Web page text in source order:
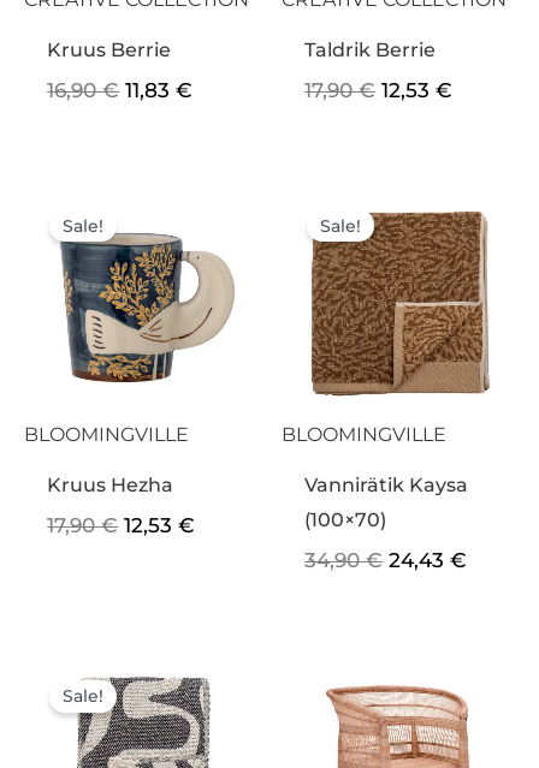
Kruus Berrie
16,90€ 11,83€
Taldrik Berrie
17,90€ 12,53€
BLOOMINGVILLE
Sale!
Kruus Hezha
17,90€
oli:
17,90 €.
12,53€
on:
12,53 €.
BLOOMINGVILLE
Sale!
Vannirätik Kaysa
(100×70)
34,90€
hind
oli:
34,90 €.
24,43€
hind
on:
24,43
Sale!
hind
oli:
21,90 €.
hind
on:
15,33 €.